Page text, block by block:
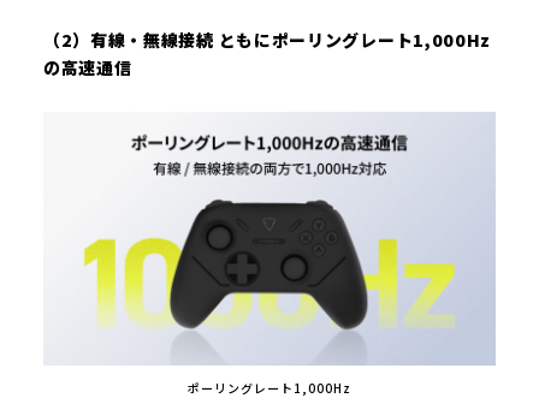
（2）有線・無線接続 ともにポーリングレート1,000Hz
の高速通信
ポーリングレート1,000Hz